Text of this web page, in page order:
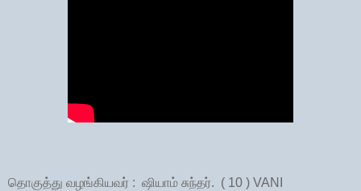
தொகுத்து வழங்கியவர் : ஷியாம் சுந்தர். ( 10 ) VANI